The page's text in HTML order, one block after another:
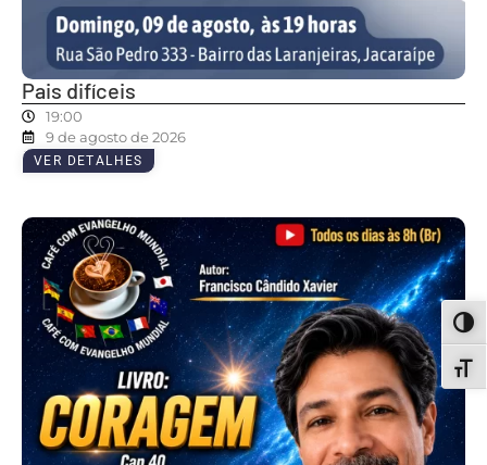
Pais difíceis
19:00
9 de agosto de 2026
VER DETALHES